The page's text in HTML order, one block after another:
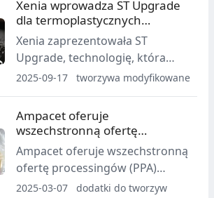
co podniesie moce o ok. 50% do
2027 r. Plan wynika z
utrzymującego się popytu na
dostosowane kompaundy
tworzyw i wczesnych postępów
w motoryzacji oraz
budownictwie.
Xenia wprowadza ST Upgrade
dla termoplastycznych
kompozytów
Xenia zaprezentowała ST
Upgrade, technologię, która
zwiększa udarność jej
wzmacnianych włóknami
średnio o 60% i podnosi
wydłużenie przy zerwaniu o 40%.
Opcja jest dostępna w
wybranych formulacjach Xecarb,
Xeglass, Xebrid i Xegreen.
2025-09-17 tworzywa modyfikowane
Ampacet oferuje
wszechstronną ofertę
processingów (PPA)
niezawierających PFAS
Ampacet oferuje wszechstronną
ofertę processingów (PPA)
niezawierających PFAS, będących
2025-03-07 dodatki do tworzyw